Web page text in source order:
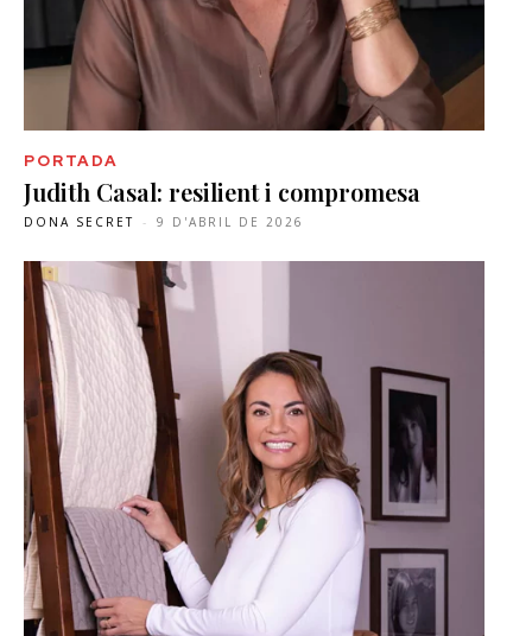
PORTADA
Judith Casal: resilient i compromesa
DONA SECRET - 9 D'ABRIL DE 2026